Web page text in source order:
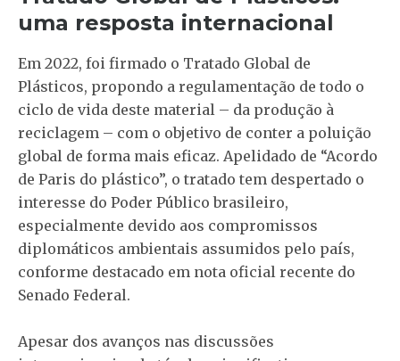
uma resposta internacional
Em 2022, foi firmado o Tratado Global de
Plásticos, propondo a regulamentação de todo o
ciclo de vida deste material – da produção à
reciclagem – com o objetivo de conter a poluição
global de forma mais eficaz. Apelidado de “Acordo
de Paris do plástico”, o tratado tem despertado o
interesse do Poder Público brasileiro,
especialmente devido aos compromissos
diplomáticos ambientais assumidos pelo país,
conforme destacado em nota oficial recente do
Senado Federal.
Apesar dos avanços nas discussões